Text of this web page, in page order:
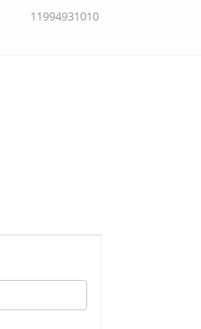
11994931010